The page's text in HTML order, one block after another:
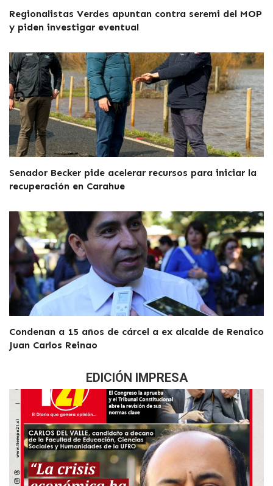
Regionalistas Verdes apuntan contra seremi del MOP
y piden investigar eventual
Senador Becker pide acelerar recursos para iniciar la
recuperación en Carahue
Condenan a 15 años de cárcel a ex alcalde de Renaico
Juan Carlos Reinao
EDICIÓN IMPRESA